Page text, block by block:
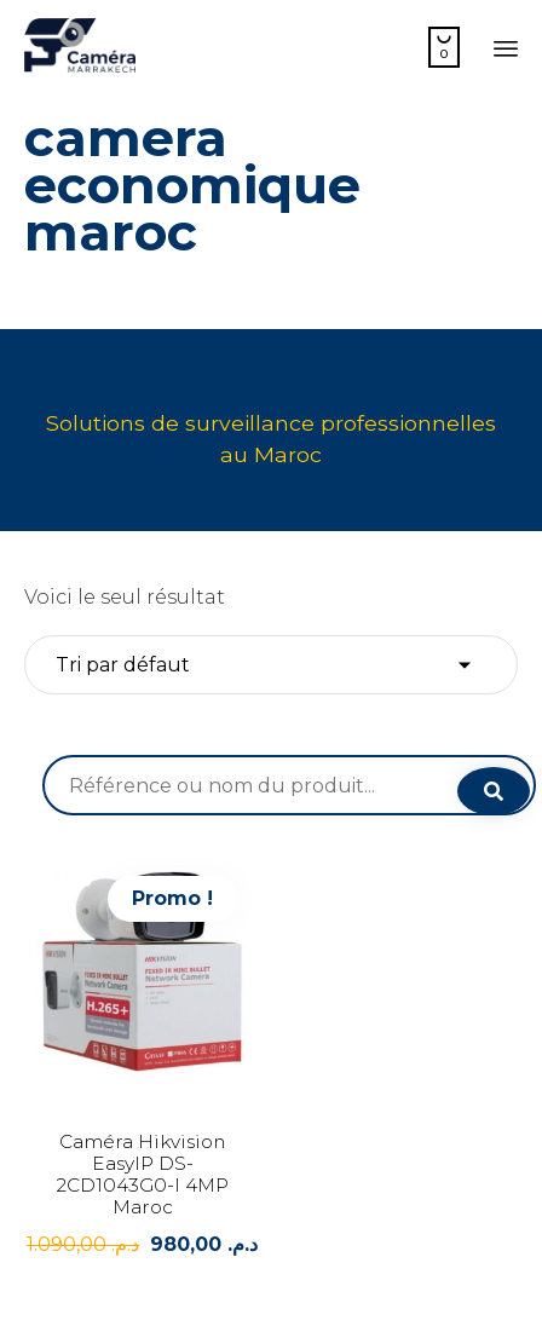

0
camera
economique
maroc
Voici le seul résultat
Recherche
pour :
Promo !
Caméra Hikvision
EasyIP DS-
2CD1043G0-I 4MP
Maroc
د.م.1.090,00
Le
د.م.Le